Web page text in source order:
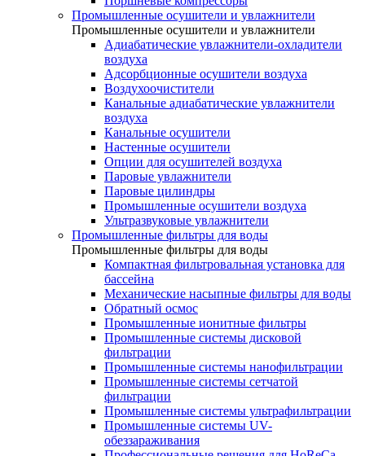
Промышленные осушители и увлажнители
Промышленные осушители и увлажнители
Адиабатические увлажнители-охладители
воздуха
Адсорбционные осушители воздуха
Воздухоочистители
Канальные адиабатические увлажнители
воздуха
Канальные осушители
Настенные осушители
Опции для осушителей воздуха
Паровые увлажнители
Паровые цилиндры
Промышленные осушители воздуха
Ультразвуковые увлажнители
Промышленные фильтры для воды
Промышленные фильтры для воды
Компактная фильтровальная установка для
бассейна
Механические насыпные фильтры для воды
Обратный осмос
Промышленные ионитные фильтры
Промышленные системы дисковой
фильтрации
Промышленные системы нанофильтрации
Промышленные системы сетчатой
фильтрации
Промышленные системы ультрафильтрации
Промышленные системы UV-
обеззараживания